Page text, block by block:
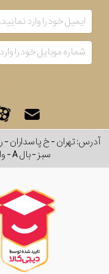
سبز - بال A - واحد ۷۱۱